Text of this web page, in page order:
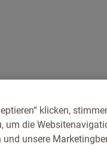
klicken,
um die
unsere